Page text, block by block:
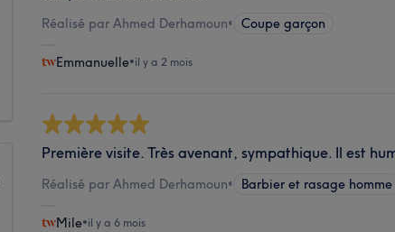
Réalisé par Ahmed Derhamoun• Coupe garçon
Emmanuelle•il y a 2 mois
Première visite. Très avenant, sympathique. Il est
Réalisé par Ahmed Derhamoun• Barbier et rasage homme
Mile•il y a 6 mois